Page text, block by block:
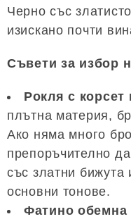
Черно със
изискано почти
Съвети за избор
Рокля с
плътна материя,
Ако няма много
препоръчително
със златни бижута
основни тонове.
Фатино обемна